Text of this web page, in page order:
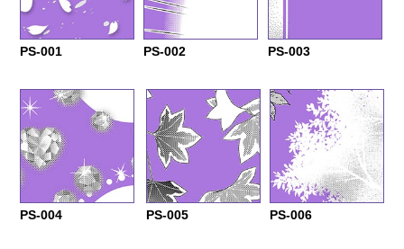
PS-001 PS-002 PS-003
PS-004 PS-005 PS-006